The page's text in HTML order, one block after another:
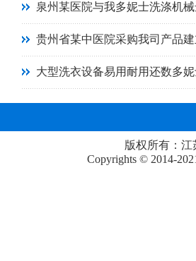
泉州某医院与我多妮士洗涤机
贵州省某中医院采购我司产品
大型洗衣设备易用耐用还数多
版权所有：
Copyrights © 2014-